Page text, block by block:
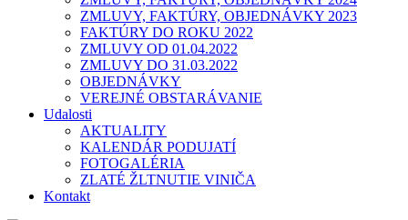
ZMLUVY, FAKTÚRY, OBJEDNÁVKY 2023
FAKTÚRY DO ROKU 2022
ZMLUVY OD 01.04.2022
ZMLUVY DO 31.03.2022
OBJEDNÁVKY
VEREJNÉ OBSTARÁVANIE
Udalosti
AKTUALITY
KALENDÁR PODUJATÍ
FOTOGALÉRIA
ZLATÉ ŽLTNUTIE VINIČA
Kontakt